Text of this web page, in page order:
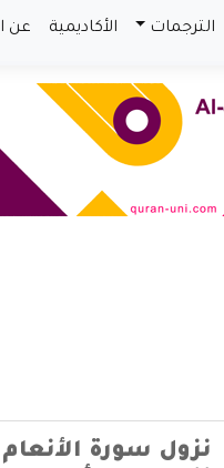
الترجمات الأكاديمية عن
نزول سورة